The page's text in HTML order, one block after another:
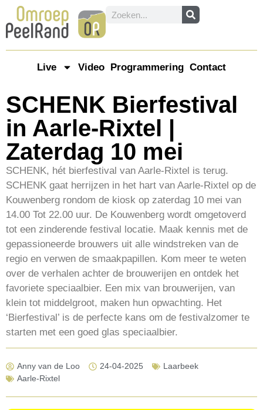
Live Video Programmering Contact
SCHENK Bierfestival
in Aarle-Rixtel |
Zaterdag 10 mei
SCHENK, hét bierfestival van Aarle-Rixtel is terug.
SCHENK gaat herrijzen in het hart van Aarle-Rixtel op de
Kouwenberg rondom de kiosk op zaterdag 10 mei van
14.00 Tot 22.00 uur. De Kouwenberg wordt omgetoverd
tot een zinderende festival locatie. Maak kennis met de
gepassioneerde brouwers uit alle windstreken van de
regio en verwen de smaakpapillen. Kom meer te weten
over de verhalen achter de brouwerijen en ontdek het
favoriete speciaalbier. Een mix van brouwerijen, van
klein tot middelgroot, maken hun opwachting. Het
‘Bierfestival’ is de perfecte kans om de festivalzomer te
starten met een goed glas speciaalbier.
Anny van de Loo 24-04-2025
Laarbeek
Aarle-Rixtel